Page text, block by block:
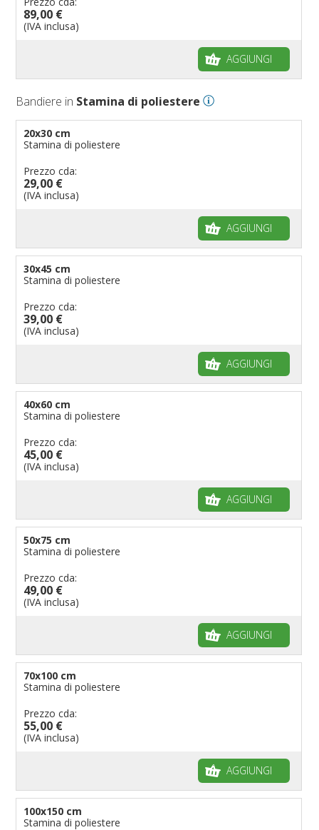
89,00 €
(IVA inclusa)
AGGIUNGI
Bandiere in Stamina di poliestere
20x30 cm
Stamina di poliestere
Prezzo cda:
29,00 €
(IVA inclusa)
AGGIUNGI
30x45 cm
Stamina di poliestere
Prezzo cda:
39,00 €
(IVA inclusa)
AGGIUNGI
40x60 cm
Stamina di poliestere
Prezzo cda:
45,00 €
(IVA inclusa)
AGGIUNGI
50x75 cm
Stamina di poliestere
Prezzo cda:
49,00 €
(IVA inclusa)
AGGIUNGI
70x100 cm
Stamina di poliestere
Prezzo cda:
55,00 €
(IVA inclusa)
AGGIUNGI
100x150 cm
Stamina di poliestere